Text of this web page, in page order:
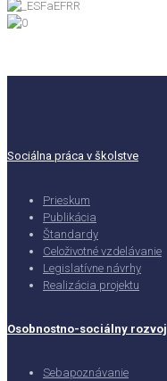
Sociálna práca v školstve
Prieskum
Publikácia
Štandardy
Celoživotné vzdelávanie
Legislatívne návrhy
Realizácia projektu
Osobnostno-sociálny rozvoj
Sebapoznávanie